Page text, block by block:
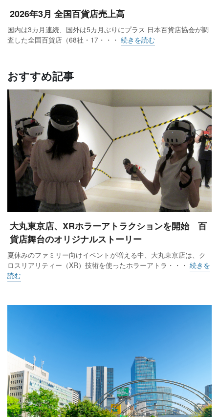
2026年3月 全国百貨店売上高
国内は3カ月連続、国外は5カ月ぶりにプラス 日本百貨店協会が調
査した全国百貨店（68社・17・・・ 続きを読む
おすすめ記事
大丸東京店、XRホラーアトラクションを開始 百
貨店舞台のオリジナルストーリー
夏休みのファミリー向けイベントが増える中、大丸東京店は、ク
ロスリアリティー（XR）技術を使ったホラーアトラ・・・ 続きを
読む